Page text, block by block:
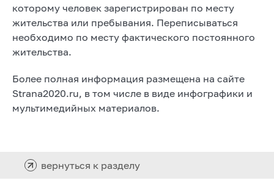
которому человек зарегистрирован по месту
жительства или пребывания. Переписываться
необходимо по месту фактического постоянного
жительства.
Более полная информация размещена на сайте
Strana2020.ru, в том числе в виде инфографики и
мультимедийных материалов.
вернуться к разделу